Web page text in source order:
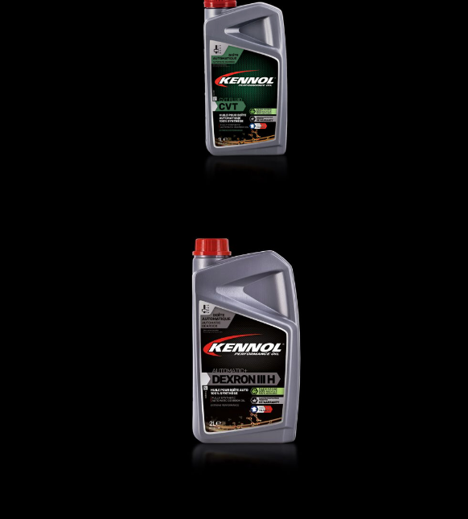
CVT FLUID
Huiles de transmission
AUTOMATIC+ DEXRON III H
AUTO , Huiles de transmission